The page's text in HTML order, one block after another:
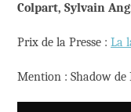
Colpart, Sylvain
Prix de la Presse : La
Mention : Shadow de